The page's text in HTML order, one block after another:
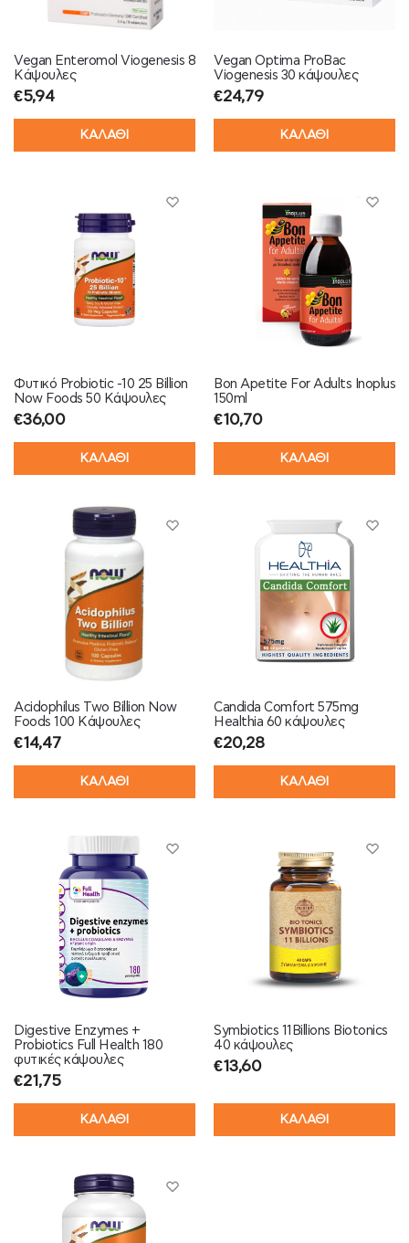
Vegan Enteromol Viogenesis 8
Κάψουλες
€5,94
ΚΑΛΑΘΙ
Vegan Optima ProBac
Viogenesis 30 κάψουλες
€24,79
ΚΑΛΑΘΙ
Φυτικό Probiotic -10 25 Billion
Now Foods 50 Κάψουλες
€36,00
ΚΑΛΑΘΙ
Bon Apetite For Adults Inoplus
150ml
€10,70
ΚΑΛΑΘΙ
Acidophilus Two Billion Now
Foods 100 Κάψουλες
€14,47
ΚΑΛΑΘΙ
Candida Comfort 575mg
Healthia 60 κάψουλες
€20,28
ΚΑΛΑΘΙ
Digestive Enzymes +
Probiotics Full Health 180
φυτικές κάψουλες
€21,75
ΚΑΛΑΘΙ
Symbiotics 11Billions Biotonics
40 κάψουλες
€13,60
ΚΑΛΑΘΙ